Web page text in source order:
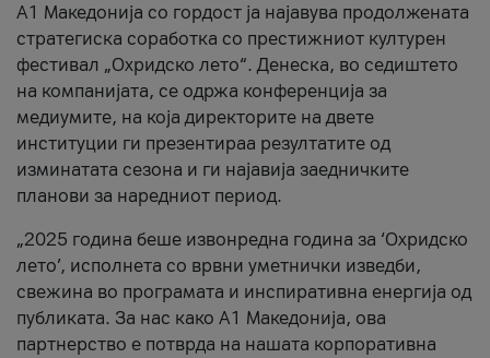
A1 Македонија со гордост ја најавува продолжената
стратегиска соработка со престижниот културен
фестивал „Охридско лето“. Денеска, во седиштето
на компанијата, се одржа конференција за
медиумите, на која директорите на двете
институции ги презентираа резултатите од
изминатата сезона и ги најавија заедничките
планови за наредниот период.
„2025 година беше извонредна година за ‘Охридско
лето’, исполнета со врвни уметнички изведби,
свежина во програмата и инспиративна енергија од
публиката. За нас како A1 Македонија, ова
партнерство е потврда на нашата корпоративна